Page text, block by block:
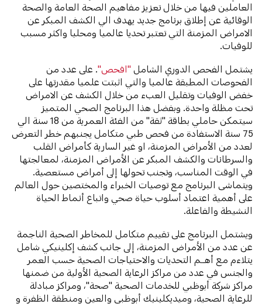
العاملين فيها من خلال تعزيز مفاهيم الصحة العامة والصحة
الوقائية عن إطلاق برنامج جديد يهدف الي الكشف المبكر عن
الامراض المزمنة التي تعتبر تحديا عالميا ومحليا واكثر مسبب
للوفيات.
يشتمل الفحص الدوري الشامل"افحص". على عدد من
الفحوصات المطبقة عالميا والتي اثبتت علميا مقدرتها على
خفض الوفيات وتقليل العبء من خلال الكشف عن الامراض
تحت مظلة واحدة. وبفضل هذا البرنامج الصحي المتميز
سيتمكن حاملي بطاقة "ثقة" من الفئة العمرية من 18 سنة الي
75 سنة الاستفادة من فحص طبي متكامل يجنبهم خطر التعرض
لعدد من الأمراض المزمنة، او غير السارية كأمراض القلب
والسرطانات والكشف المبكر عن الأمراض المزمنة، لمعالجتها
في الوقت المناسب، وتجنب تحولها إلى أمراض مستعصية.
ويتماشى البرنامج مع توصيات الخبراء والمختصين حول العالم
على أهمية اعتماد أسلوب حياة صحي واتباع أنماط الحياة
النشيطة والفاعلة.
ويشتمل البرنامج على تقييم متكامل للمخاطر الصحية الناجمة
عن عدد من الأمراض المزمنة، إلى جانب كشف إكلينيكي شامل
يتلاءم مع أهــم التحديات والاحتياجات الصحية حسب العمر
والجنس في عدد من مراكز الرعاية الصحية الأولية من ضمنها
مراكز شركة أبوظبي للخدمات الصحية "صحة"، ومراكز مبادلة
للرعاية الصحية، وميديكلينيك أبوظبي والعين ومنطقة الظفرة و